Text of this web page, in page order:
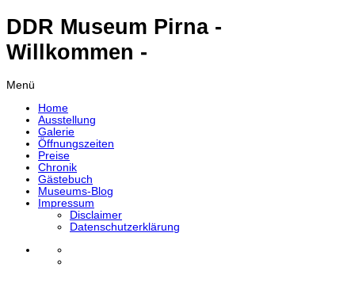
DDR Museum Pirna -
Willkommen -
Menü
Home
Ausstellung
Galerie
Öffnungszeiten
Preise
Chronik
Gästebuch
Museums-Blog
Impressum
Disclaimer
Datenschutzerklärung